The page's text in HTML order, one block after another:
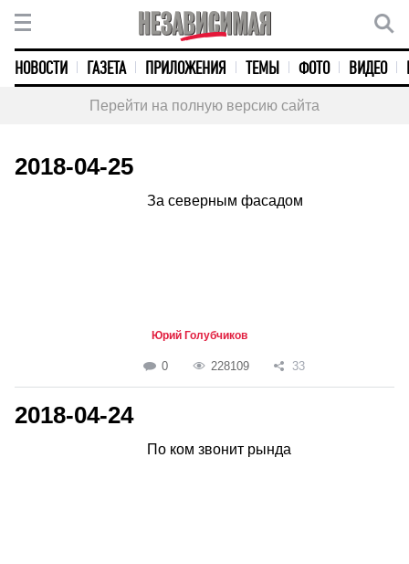
НОВОСТИ ГАЗЕТА ПРИЛОЖЕНИЯ ТЕМЫ ФОТО ВИДЕО
Перейти на полную версию сайта
2018-04-25
За северным фасадом
Юрий Голубчиков
0 228109 33
2018-04-24
По ком звонит рында